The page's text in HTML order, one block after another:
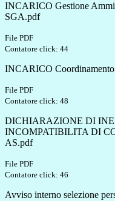
INCARICO Gestione
SGA.pdf
File PDF
Contatore click: 44
INCARICO
File PDF
Contatore click: 48
DICHIARAZIONE DI
INCOMPATIBILITA DI
AS.pdf
File PDF
Contatore click: 46
Avviso interno selezione